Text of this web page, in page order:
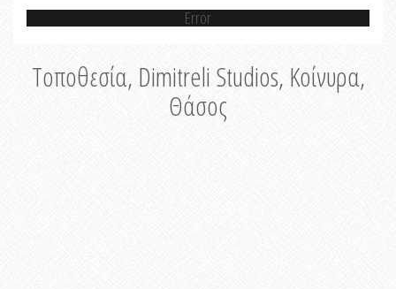
Error
Τοποθεσία, Dimitreli Studios, Κοίνυρα,
Θάσος